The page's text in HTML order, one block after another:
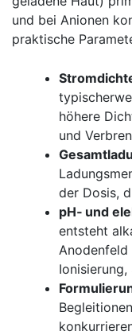
und bei‍ Anionen
praktische
höhere
und
der Dosis,
pH‑ und
entsteht
Anodenfeld